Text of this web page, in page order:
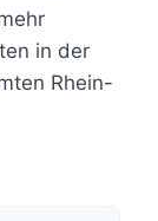
in der
Rhein-